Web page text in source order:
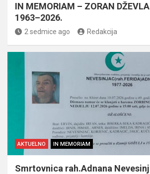
IN MEMORIAM – ZORAN
1963–2026.
2 sedmice ago Redakcija
AKTUELNO IN MEMORIAM
Smrtovnica rah.Adnana